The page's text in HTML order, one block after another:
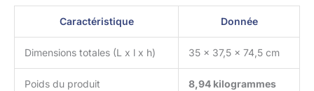
Caractéristique Donnée
Dimensions totales (L x l x h) 35 x 37,5 x 74,5 cm
Poids du produit 8,94 kilogrammes